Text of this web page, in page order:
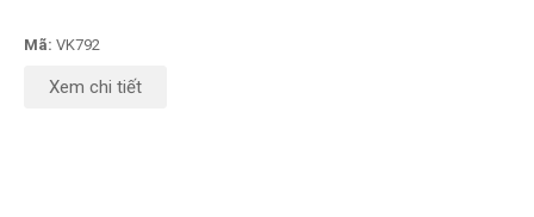
Mã: VK792
Xem chi tiết